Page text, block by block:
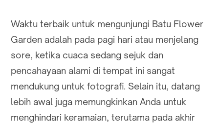
Waktu terbaik untuk mengunjungi Batu Flower
Garden adalah pada pagi hari atau menjelang
sore, ketika cuaca sedang sejuk dan
pencahayaan alami di tempat ini sangat
mendukung untuk fotografi. Selain itu, datang
lebih awal juga memungkinkan Anda untuk
menghindari keramaian, terutama pada akhir